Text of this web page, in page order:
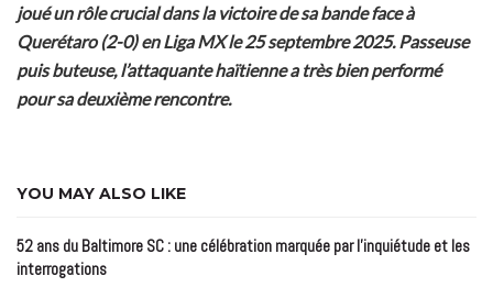
joué un rôle crucial dans la victoire de sa bande face à
Querétaro (2-0) en Liga MX le 25 septembre 2025. Passeuse
puis buteuse, l’attaquante haïtienne a très bien performé
pour sa deuxième rencontre.
YOU MAY ALSO LIKE
52 ans du Baltimore SC : une célébration marquée par l’inquiétude et les
interrogations